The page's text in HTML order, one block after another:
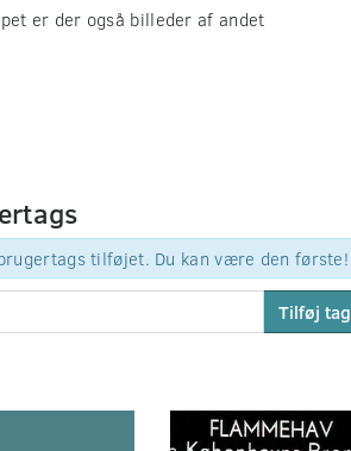
er der også billeder af andet
tilføjet. Du kan være den første!
Tilføj tag